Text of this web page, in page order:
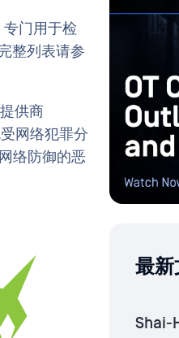
门用于检
整列表请参
供商
网络犯罪分
络防御的恶
最新
Shai-